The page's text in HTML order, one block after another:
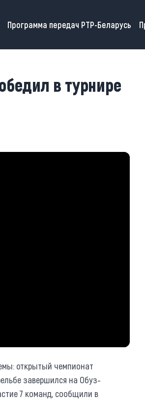
Программа передач РТР-Беларусь
в турнире
открытый чемпионат
завершился на Обуз-
7 команд, сообщили в